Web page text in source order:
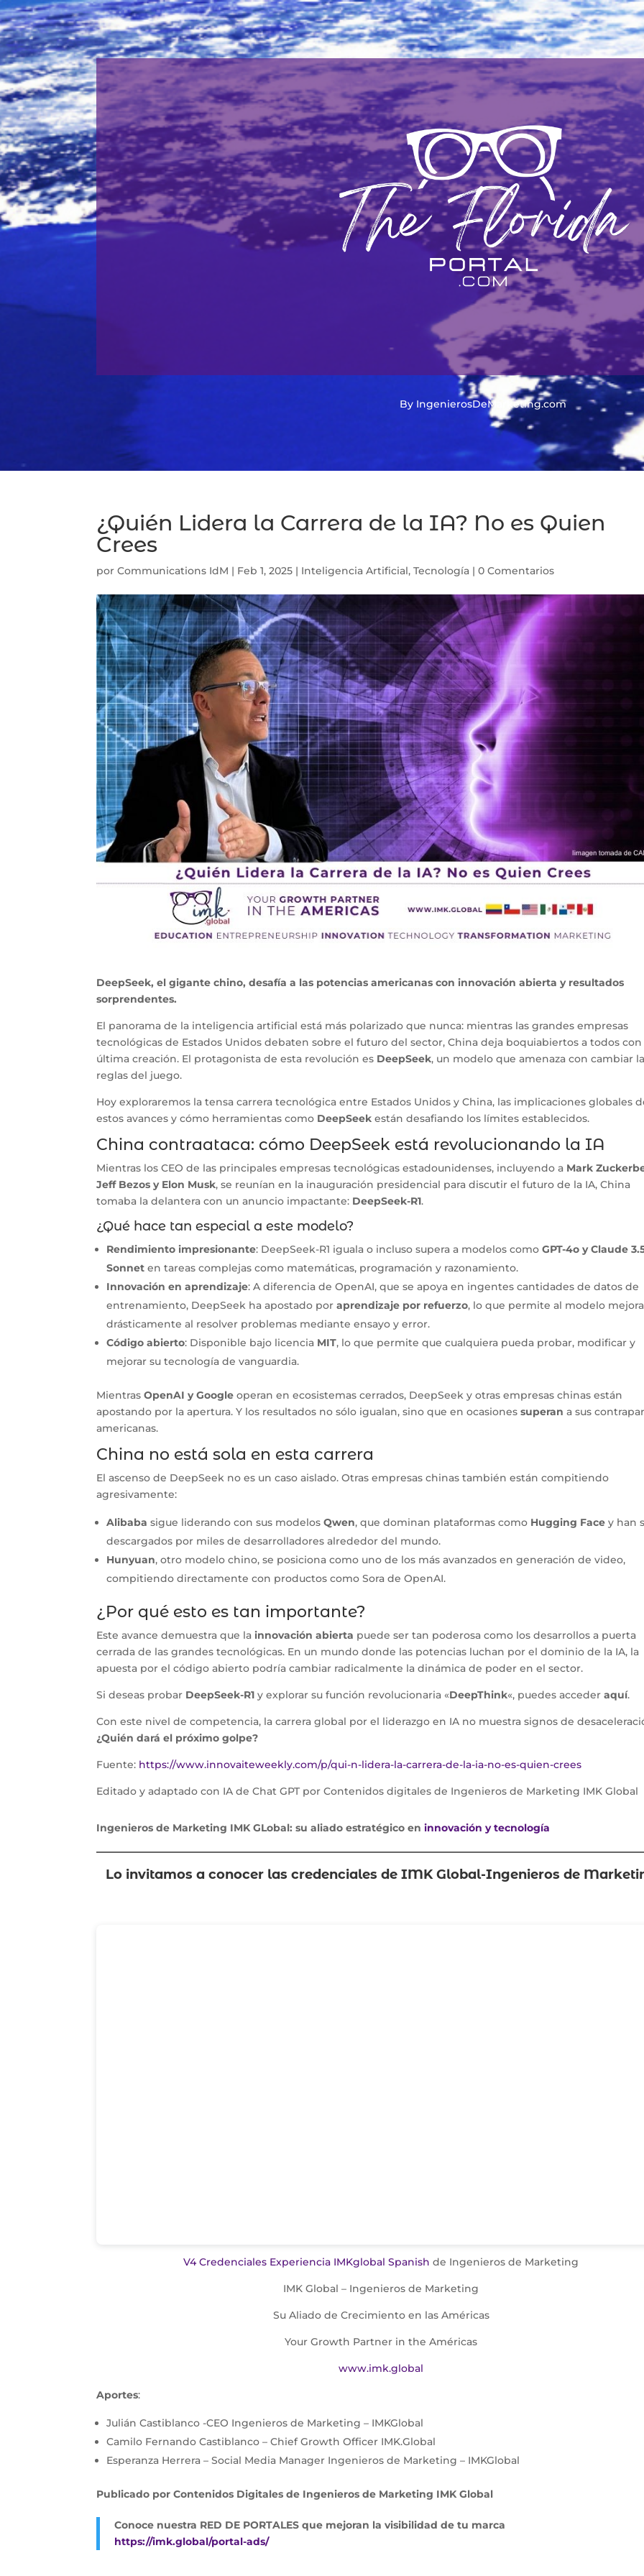
By IngenierosDeMarketing.com
¿Quién Lidera la Carrera de la IA? No es Quien
Crees
porCommunications IdM | Feb 1, 2025 | Inteligencia Artificial,Tecnología |0 Comentarios
DeepSeek, el gigante chino, desafía a las potencias americanas con innovación abierta y resultados
sorprendentes.
El panorama de la inteligencia artificial está más polarizado que nunca: mientras las grandes empresas
tecnológicas de Estados Unidos debaten sobre el futuro del sector, China deja boquiabiertos a todos con
última creación. El protagonista de esta revolución es DeepSeek, un modelo que amenaza con cambiar
reglas del juego.
Hoy exploraremos la tensa carrera tecnológica entre Estados Unidos y China, las implicaciones globales
estos avances y cómo herramientas como DeepSeek están desafiando los límites establecidos.
China contraataca: cómo DeepSeek está revolucionando la IA
Mientras los CEO de las principales empresas tecnológicas estadounidenses, incluyendo a Mark
Jeff Bezos y Elon Musk, se reunían en la inauguración presidencial para discutir el futuro de la IA, China
tomaba la delantera con un anuncio impactante: DeepSeek-R1.
¿Qué hace tan especial a este modelo?
Rendimiento impresionante: DeepSeek-R1 iguala o incluso supera a modelos comoGPT-4o y Claude
Sonnet en tareas complejas como matemáticas, programación y razonamiento.
Innovación en aprendizaje: A diferencia de OpenAI, que se apoya en ingentes cantidades de datos de
entrenamiento, DeepSeek ha apostado poraprendizaje por refuerzo, lo que permite al modelo
drásticamente al resolver problemas mediante ensayo y error.
Código abierto: Disponible bajo licencia MIT, lo que permite que cualquiera pueda probar, modificar y
mejorar su tecnología de vanguardia.
MientrasOpenAI y Google operan en ecosistemas cerrados, DeepSeek y otras empresas chinas están
apostando por la apertura. Y los resultados no sólo igualan, sino que en ocasionessuperan a sus
americanas.
China no está sola en esta carrera
El ascenso de DeepSeek no es un caso aislado. Otras empresas chinas también están compitiendo
agresivamente:
Alibaba sigue liderando con sus modelosQwen, que dominan plataformas como Hugging Face y han
descargados por miles de desarrolladores alrededor del mundo.
Hunyuan, otro modelo chino, se posiciona como uno de los más avanzados en generación de video,
compitiendo directamente con productos como Sora de OpenAI.
¿Por qué esto es tan importante?
Este avance demuestra que lainnovación abierta puede ser tan poderosa como los desarrollos a puerta
cerrada de las grandes tecnológicas. En un mundo donde las potencias luchan por el dominio de la IA, la
apuesta por el código abierto podría cambiar radicalmente la dinámica de poder en el sector.
Si deseas probar DeepSeek-R1 y explorar su función revolucionaria «DeepThink«, puedes accederaquí.
Con este nivel de competencia, la carrera global por el liderazgo en IA no muestra signos de
¿Quién dará el próximo golpe?
Fuente: https://www.innovaiteweekly.com/p/qui-n-lidera-la-carrera-de-la-ia-no-es-quien-crees
Editado y adaptado con IA de Chat GPT por Contenidos digitales de Ingenieros de Marketing IMK Global
Ingenieros de Marketing IMK GLobal: su aliado estratégico eninnovación y tecnología
Lo invitamos a conocer las credenciales de IMK Global-Ingenieros de
V4 Credenciales Experiencia IMKglobal Spanish de Ingenieros de Marketing
IMK Global – Ingenieros de Marketing
Su Aliado de Crecimiento en las Américas
Your Growth Partner in the Américas
www.imk.global
Aportes:
Julián Castiblanco -CEO Ingenieros de Marketing – IMKGlobal
Camilo Fernando Castiblanco – Chief Growth Officer IMK.Global
Esperanza Herrera – Social Media Manager Ingenieros de Marketing – IMKGlobal
Publicado por Contenidos Digitales de Ingenieros de Marketing IMK Global
Conoce nuestra RED DE PORTALES que mejoran la visibilidad de tu marca
https://imk.global/portal-ads/